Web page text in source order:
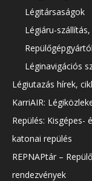
Légitársaságok
Légiáru-
Léginavigációs
Légiutazás hírek,
KarriAIR:
Repülés: Kisgépes-
katonai repülés
REPNAPtár –
rendezvények